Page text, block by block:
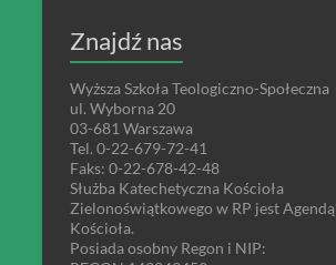
Znajdź nas
Wyższa Szkoła Teologiczno-Społeczna
ul. Wyborna 20
03-681 Warszawa
Tel. 0-22-679-72-41
Faks: 0-22-678-42-48
Służba Katechetyczna Kościoła
Zielonoświątkowego w RP jest Agendą
Kościoła.
Posiada osobny Regon i NIP: